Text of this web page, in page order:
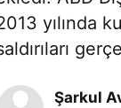
yılında
Şarkul